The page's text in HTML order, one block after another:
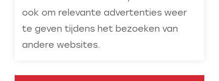
ook om relevante advertenties weer
te geven tijdens het bezoeken van
andere websites.